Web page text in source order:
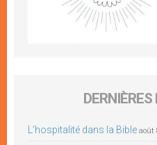
L’hospitalité dans la Bible août